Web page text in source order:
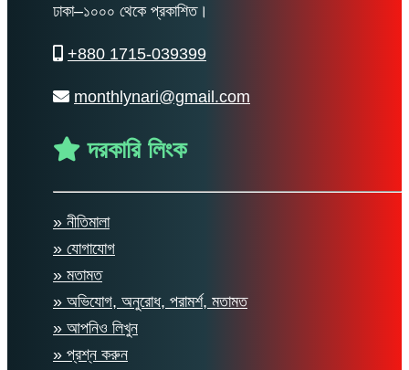
ঢাকা–১০০০ থেকে প্রকাশিত।
+880 1715-039399
monthlynari@gmail.com
দরকারি লিংক
» নীতিমালা
» যোগাযোগ
» মতামত
» অভিযোগ, অনুরোধ, পরামর্শ, মতামত
» আপনিও লিখুন
» প্রশ্ন করুন